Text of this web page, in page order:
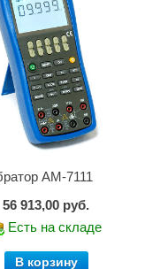
АМ-7111
56 913,00 руб.
Есть на складе
В корзину